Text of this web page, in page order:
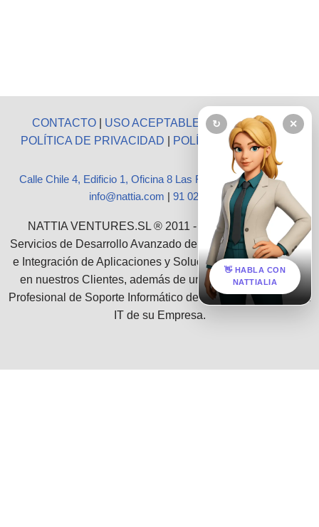
CONTACTO USO ACEPTABLE | AVISO LEGAL
|
POLÍTICA DE PRIVACIDAD
POLÍTICA DE COOKIES
Calle Chile 4, Edificio 1, Oficina 8 Las Rozas, Madrid 28290
info@nattia.com | 91 027 3665
NATTIA VENTURES.SL ® 2011 - 2026 :: Ofrecemos
Servicios de Desarrollo Avanzado de Software, Consultoría
e Integración de Aplicaciones y Soluciones Empresariales
en nuestros Clientes, además de un grupo de Servicios
Profesional de Soporte Informático de toda la infraestructura
IT de su Empresa.
↻ ✕
👋 HABLA CON
NATTIALIA